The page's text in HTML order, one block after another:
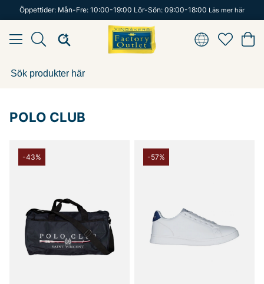
Öppettider: Mån-Fre: 10:00-19:00 Lör-Sön: 09:00-18:00 Läs mer här
POLO CLUB
-43% -57%